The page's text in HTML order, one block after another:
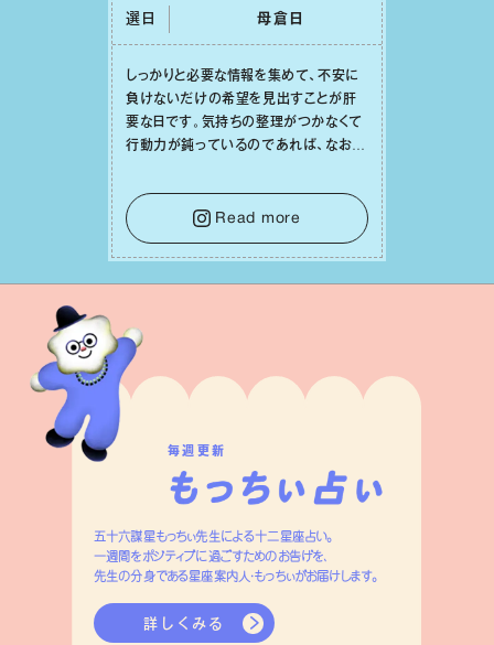
選日 ⺟倉⽇
しっかりと必要な情報を集めて、不安に
負けないだけの希望を⾒出すことが肝
要な⽇です。気持ちの整理がつかなくて
⾏動⼒が鈍っているのであれば、なおさ
を踏み出すのに役⽴つはず。また、広い
意味での「癒し」や「治療」が必要な⽇で
もあり、特に⼈間関係の改善は課題の⼀
つです。
Read more
毎週更新
五十六謀星もっちぃ先生による十二星座占い。
一週間をポジティブに過ごすためのお告げを、
先生の分身である星座案内人・もっちぃがお届けします。
詳しくみる